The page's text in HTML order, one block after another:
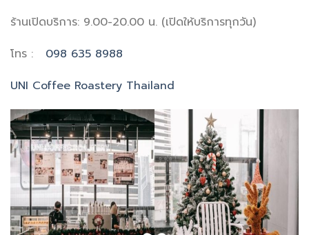
ร้านเปิดบริการ: 9.00-20.00 น. (เปิดให้บริการทุกวัน)
โทร : 098 635 8988
UNI Coffee Roastery Thailand